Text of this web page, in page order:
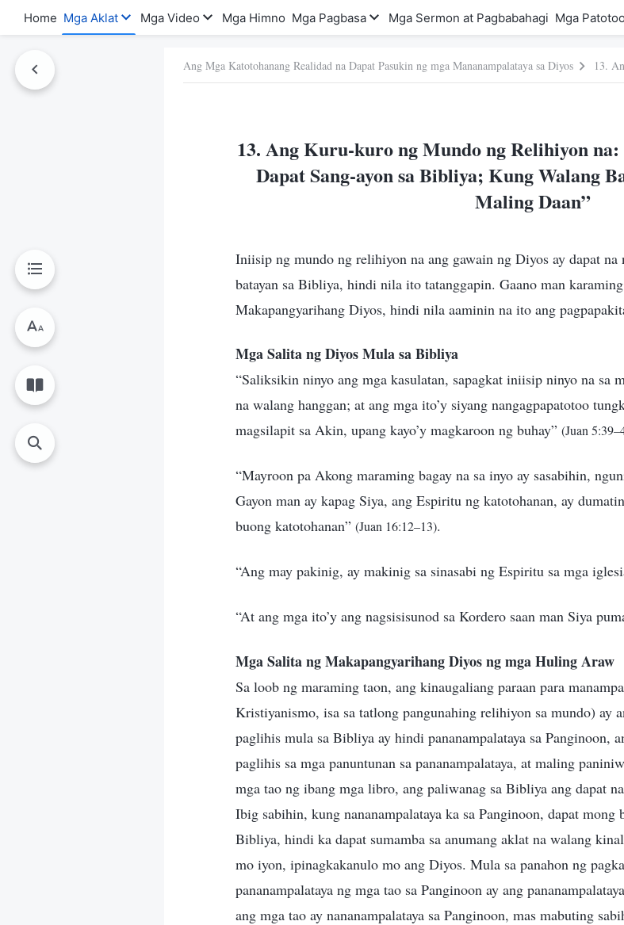
Home Mga Aklat Mga Video Mga Himno Mga Pagbasa Mga Sermon at Pagbabahagi Mga Patotoo
Ang Mga Katotohanang Realidad na Dapat Pasukin ng mga Mananampalataya sa Diyos
13. Ang Kuru-kuro ng Mundo ng Relihiyon na:
Dapat Sang-ayon sa Bibliya; Kung Walang
Maling Daan”
Iniisip ng mundo ng relihiyon na ang gawain ng Diyos ay dapat
batayan sa Bibliya, hindi nila ito tatanggapin. Gaano man
Makapangyarihang Diyos, hindi nila aaminin na ito ang
Mga Salita ng Diyos Mula sa Bibliya
“Saliksikin ninyo ang mga kasulatan, sapagkat iniisip ninyo na sa
na walang hanggan; at ang mga ito’y siyang nangagpapatotoo
magsilapit sa Akin, upang kayo’y magkaroon ng buhay” (Juan
“Mayroon pa Akong maraming bagay na sa inyo ay sasabihin,
Gayon man ay kapag Siya, ang Espiritu ng katotohanan, ay
buong katotohanan” (Juan 16:12–13).
“Ang may pakinig, ay makinig sa sinasabi ng Espiritu sa mga
“At ang mga ito’y ang nagsisisunod sa Kordero saan man Siya
Mga Salita ng Makapangyarihang Diyos ng mga Huling Araw
Sa loob ng maraming taon, ang kinaugaliang paraan para
Kristiyanismo, isa sa tatlong pangunahing relihiyon sa mundo) ay
paglihis mula sa Bibliya ay hindi pananampalataya sa Panginoon,
paglihis sa mga panuntunan sa pananampalataya, at maling
mga tao ng ibang mga libro, ang paliwanag sa Bibliya ang dapat
Ibig sabihin, kung nananampalataya ka sa Panginoon, dapat
Bibliya, hindi ka dapat sumamba sa anumang aklat na walang
mo iyon, ipinagkakanulo mo ang Diyos. Mula sa panahon ng
pananampalataya ng mga tao sa Panginoon ay ang
ang mga tao ay nananampalataya sa Panginoon, mas mabuting